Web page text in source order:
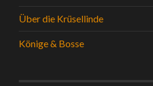
Über die Krüsellinde
Könige & Bosse